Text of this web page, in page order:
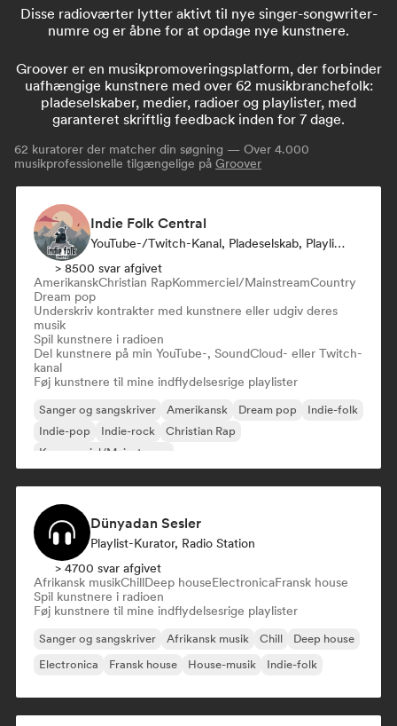
Disse radioværter lytter aktivt til nye singer-songwriter-
numre og er åbne for at opdage nye kunstnere.
Groover er en musikpromoveringsplatform, der forbinder
uafhængige kunstnere med over 62 musikbranchefolk:
pladeselskaber, medier, radioer og playlister, med
garanteret skriftlig feedback inden for 7 dage.
62 kuratorer der matcher din søgning — Over 4.000
musikprofessionelle tilgængelige på Groover
Indie Folk Central
YouTube-/Twitch-Kanal, Pladeselskab, Playlist-Kurator, Radio Station
> 8500 svar afgivet
AmerikanskChristian RapKommerciel/MainstreamCountry
Dream pop
Underskriv kontrakter med kunstnere eller udgiv deres
musik
Spil kunstnere i radioen
Del kunstnere på min YouTube-, SoundCloud- eller Twitch-
kanal
Føj kunstnere til mine indflydelsesrige playlister
Sanger og sangskriver Amerikansk Dream pop
Indie-folk
Indie-pop
Indie-rock
Christian Rap
Kommerciel/Mainstream
Dünyadan Sesler
Playlist-Kurator, Radio Station
> 4700 svar afgivet
Afrikansk musikChillDeep houseElectronicaFransk house
Spil kunstnere i radioen
Føj kunstnere til mine indflydelsesrige playlister
Sanger og sangskriver Afrikansk musik Chill
Deep house
Electronica
Fransk house House-musik Indie-folk